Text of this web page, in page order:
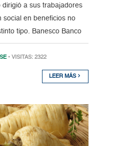
dirigió a sus trabajadores
social en beneficios no
tipo. Banesco Banco
• VISITAS: 2322
LEER MÁS